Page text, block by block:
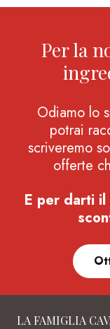
Per la
Odiamo lo
potrai
scriveremo
offerte
E per darti
LA FAMIGLIA